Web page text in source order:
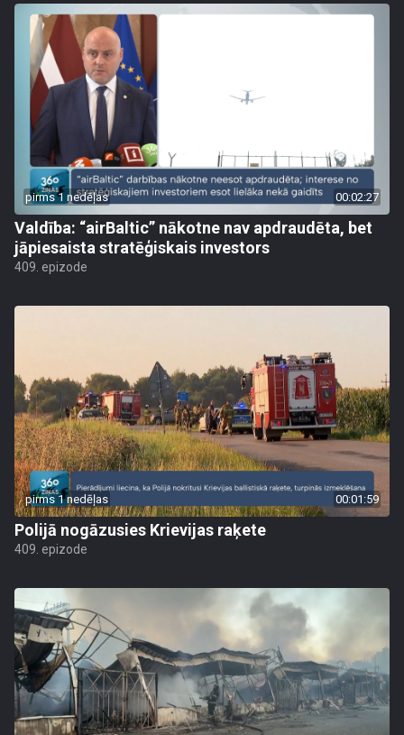
pirms 1 nedēļas 00:02:27
Valdība: “airBaltic” nākotne nav apdraudēta, bet
jāpiesaista stratēģiskais investors
409. epizode
pirms 1 nedēļas 00:01:59
Polijā nogāzusies Krievijas raķete
409. epizode